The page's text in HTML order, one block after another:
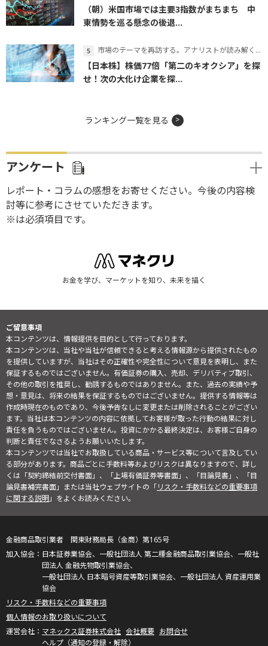
（朝）米国市場では主要3指数がまちまち 中
東情勢を巡る懸念の後退...
市場のテーマを再訪する。アナリストが読み解くテーマの本質
【日本株】株価77倍「第二のキオクシア」を探
せ！次の大化け企業を探...
ランキング一覧を見る
アンケート
レポート・コラムの感想をお寄せください。今後の内容検
討等に参考にさせていただきます。
※は必須項目です。
お金を学び、マーケットを知り、未来を描く
ご留意事項
本コンテンツは、情報提供を目的として行っております。
本コンテンツは、当社や当社が信頼できると考える情報源から提供されたもの
を提供していますが、当社はその正確性や完全性について意見を表明し、また
保証するものではございません。有価証券の購入、売却、デリバティブ取引、
その他の取引を推奨し、勧誘するものではありません。また、過去の実績や予
想・意見は、将来の結果を保証するものではございません。提供する情報等は
作成時現在のものであり、今後予告なしに変更または削除されることがござい
ます。当社は本コンテンツの内容に依拠してお客様が取った行動の結果に対し
責任を負うものではございません。投資にかかる最終決定は、お客様ご自身の
判断と責任でなさるようお願いいたします。
本コンテンツでは当社でお取扱している商品・サービス等について言及してい
る部分があります。商品ごとに手数料等およびリスクは異なりますので、詳し
くは「契約締結前交付書面」、「上場有価証券等書面」、「目論見書」、「目
論見書補完書面」または当社ウェブサイトの「リスク・手数料などの重要事項
に関する説明」をよくお読みください。
金融商品取引業者 関東財務局長（金商）第165号
日本証券業協会、一般社団法人 第二種金融商品取引業協会、一般社
団法人 金融先物取引業協会、
一般社団法人 日本暗号資産等取引業協会、一般社団法人 資産運用業
協会
リスク・手数料などの重要事項
個人情報のお取り扱いについて
マネックス証券株式会社 会社概要 お問合せ
ヘルプ（通知の登録・解除）